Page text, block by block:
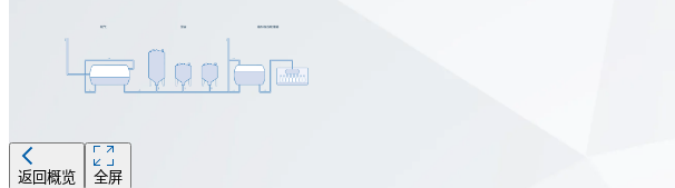
返回概览 全屏